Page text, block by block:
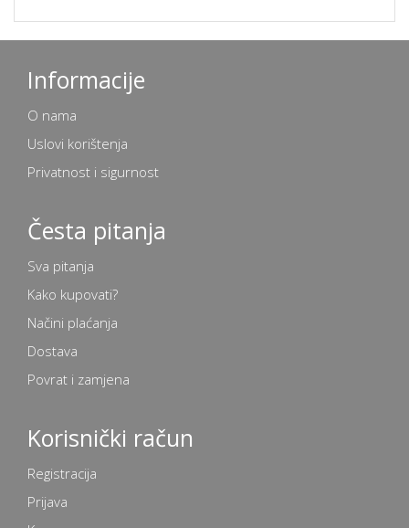
Informacije
O nama
Uslovi korištenja
Privatnost i sigurnost
Česta pitanja
Sva pitanja
Kako kupovati?
Načini plaćanja
Dostava
Povrat i zamjena
Korisnički račun
Registracija
Prijava